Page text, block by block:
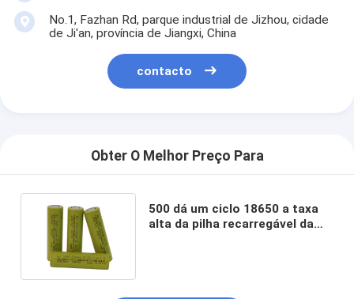
No.1, Fazhan Rd, parque industrial de Jizhou, cidade
de Ji'an, província de Jiangxi, China
contacto
Obter O Melhor Preço Para
500 dá um ciclo 18650 a taxa
alta da pilha recarregável da